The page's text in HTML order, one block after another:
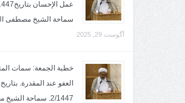
سماحة الشيخ مصطفى
آگوست 29, 2025
2/1447. سماحة